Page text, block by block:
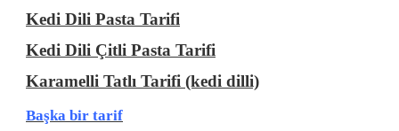
Kedi Dili Pasta Tarifi
Kedi Dili Çitli Pasta Tarifi
Karamelli Tatlı Tarifi (kedi dilli)
Başka bir tarif